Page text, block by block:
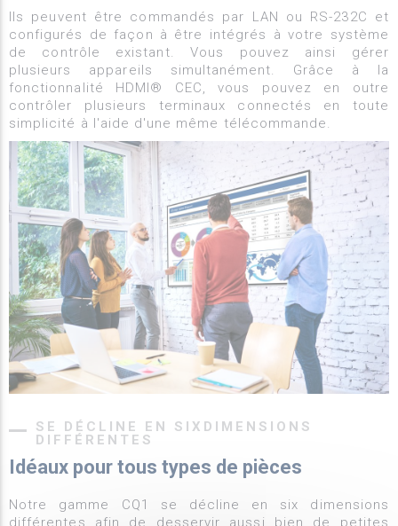
Ils peuvent être commandés par LAN ou RS-232C et
configurés de façon à être intégrés à votre système
de contrôle existant. Vous pouvez ainsi gérer
plusieurs appareils simultanément. Grâce à la
fonctionnalité HDMI® CEC, vous pouvez en outre
contrôler plusieurs terminaux connectés en toute
simplicité à l'aide d'une même télécommande.
SE DÉCLINE EN SIXDIMENSIONS
DIFFÉRENTES
Idéaux pour tous types de pièces
Notre gamme CQ1 se décline en six dimensions
différentes afin de desservir aussi bien de petites